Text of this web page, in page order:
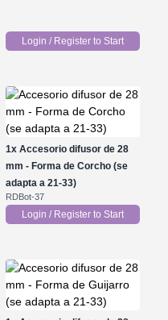
Login / Register to Start
1x Accesorio difusor de 28
mm - Forma de Corcho (se
adapta a 21-33)
RDBot-37
Login / Register to Start